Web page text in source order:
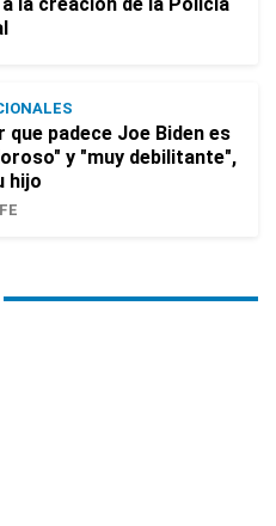
que padece Joe Biden es
y "muy debilitante",
hijo